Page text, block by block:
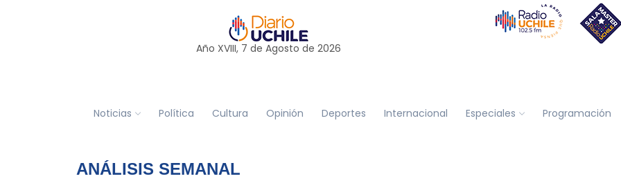
Año XVIII, 7 de Agosto de 2026
Noticias Política Cultura Opinión Deportes Internacional Especiales Programación
ANÁLISIS SEMANAL